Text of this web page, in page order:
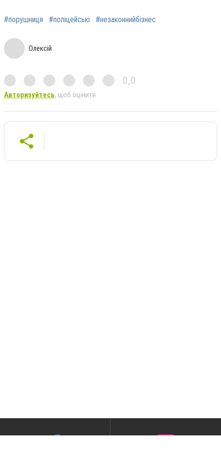
#порушниця #поліцейські #незаконнийбізнес
Олексій
0,0
Авторизуйтесь, щоб оцінити